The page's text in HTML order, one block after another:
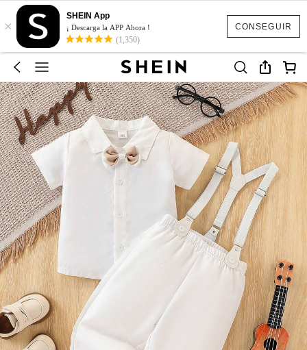
CONSEGUIR
×
SHEIN App
¡ Descarga la APP Ahora !
(1,350)